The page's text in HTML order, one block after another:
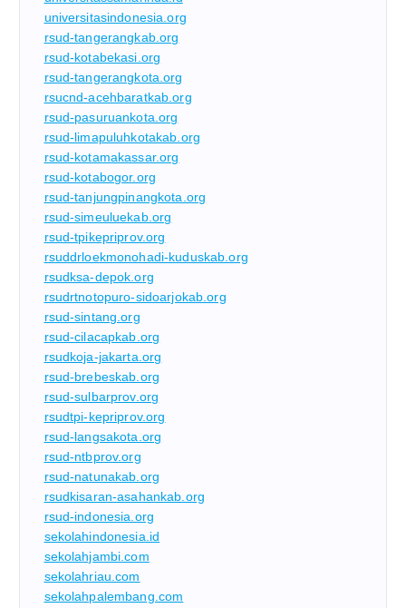
universitasindonesia.org
rsud-tangerangkab.org
rsud-kotabekasi.org
rsud-tangerangkota.org
rsucnd-acehbaratkab.org
rsud-pasuruankota.org
rsud-limapuluhkotakab.org
rsud-kotamakassar.org
rsud-kotabogor.org
rsud-tanjungpinangkota.org
rsud-simeuluekab.org
rsud-tpikepriprov.org
rsuddrloekmonohadi-kuduskab.org
rsudksa-depok.org
rsudrtnotopuro-sidoarjokab.org
rsud-sintang.org
rsud-cilacapkab.org
rsudkoja-jakarta.org
rsud-brebeskab.org
rsud-sulbarprov.org
rsudtpi-kepriprov.org
rsud-langsakota.org
rsud-ntbprov.org
rsud-natunakab.org
rsudkisaran-asahankab.org
rsud-indonesia.org
sekolahindonesia.id
sekolahjambi.com
sekolahriau.com
sekolahpalembang.com